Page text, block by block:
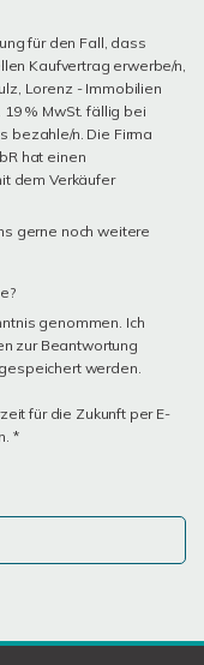
für den Fall, dass
Kaufvertrag erwerbe/n,
Lorenz - Immobilien
19 % MwSt. fällig bei
bezahle/n. Die Firma
hat einen
dem Verkäufer
gerne noch weitere
genommen. Ich
zur Beantwortung
werden.
für die Zukunft per E-
*